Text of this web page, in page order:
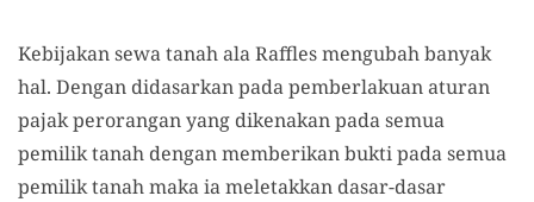
Kebijakan sewa tanah ala Raffles mengubah banyak
hal. Dengan didasarkan pada pemberlakuan aturan
pajak perorangan yang dikenakan pada semua
pemilik tanah dengan memberikan bukti pada semua
pemilik tanah maka ia meletakkan dasar-dasar